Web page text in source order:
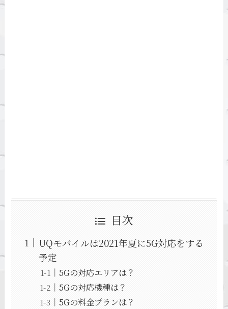
目次
UQモバイルは2021年夏に5G対応をする
予定
5Gの対応エリアは？
5Gの対応機種は？
5Gの料金プランは？